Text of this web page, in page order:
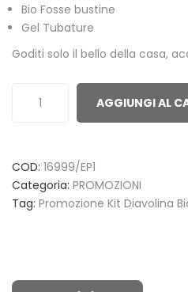
Bio Fosse bustine
Gel Tubature
Goditi solo il bello della casa,
AGGIUNGI AL
COD: 16999/EP1
Categoria: PROMOZIONI
Tag: Promozione Kit Diavolina